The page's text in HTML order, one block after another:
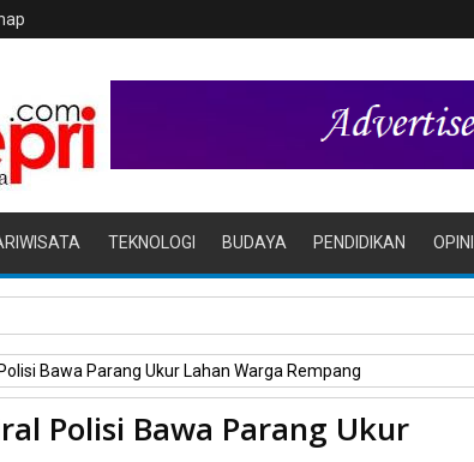
TEKNOLOGI BUDAYA PENDIDIKAN OPINI
Nama Nurdin Basirun Kembali Disebut
Bawa Parang Ukur Lahan Warga Rempang
Polisi Bawa Parang Ukur